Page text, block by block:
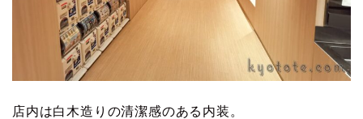
店内は白木造りの清潔感のある内装。